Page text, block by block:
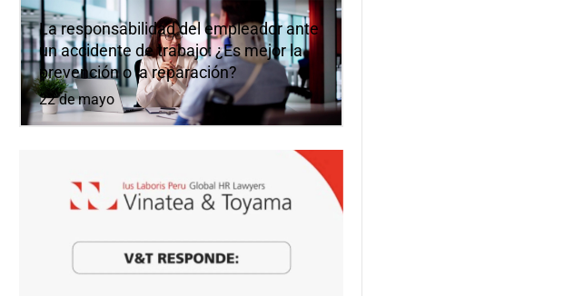
La responsabilidad del empleador ante
un accidente de trabajo: ¿Es mejor la
prevención o la reparación?
22 de mayo